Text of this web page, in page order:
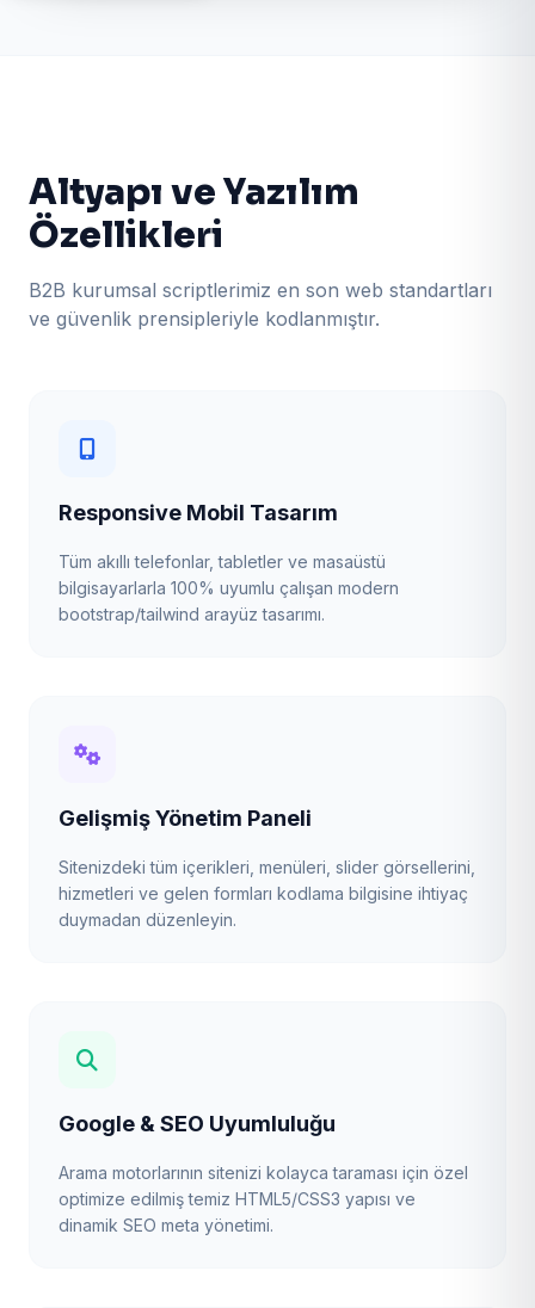
Altyapı ve Yazılım
Özellikleri
B2B kurumsal scriptlerimiz en son web standartları
ve güvenlik prensipleriyle kodlanmıştır.
Responsive Mobil Tasarım
Tüm akıllı telefonlar, tabletler ve masaüstü
bilgisayarlarla 100% uyumlu çalışan modern
bootstrap/tailwind arayüz tasarımı.
Gelişmiş Yönetim Paneli
Sitenizdeki tüm içerikleri, menüleri, slider görsellerini,
hizmetleri ve gelen formları kodlama bilgisine ihtiyaç
duymadan düzenleyin.
Google & SEO Uyumluluğu
Arama motorlarının sitenizi kolayca taraması için özel
optimize edilmiş temiz HTML5/CSS3 yapısı ve
dinamik SEO meta yönetimi.